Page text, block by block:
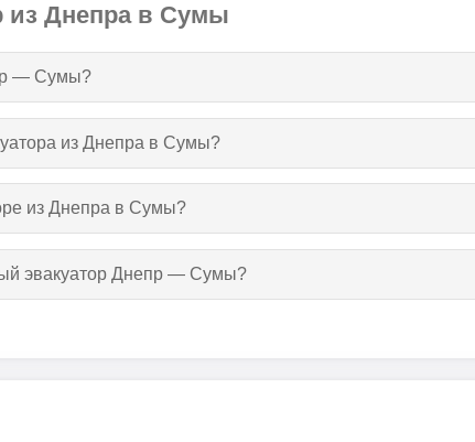
из Днепра в Сумы
— Сумы?
из Днепра в Сумы?
из Днепра в Сумы?
эвакуатор Днепр — Сумы?